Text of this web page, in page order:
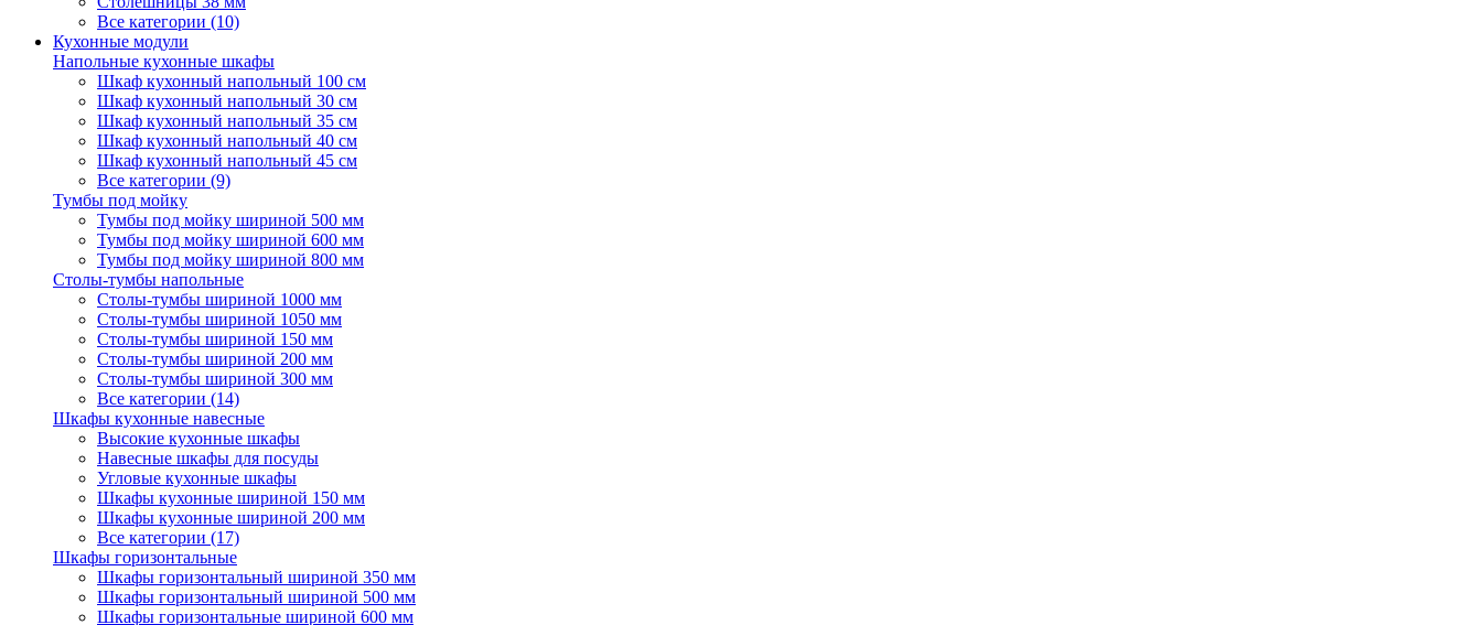
Все категории (10)
Кухонные модули
Напольные кухонные шкафы
Шкаф кухонный напольный 100 см
Шкаф кухонный напольный 30 см
Шкаф кухонный напольный 35 см
Шкаф кухонный напольный 40 см
Шкаф кухонный напольный 45 см
Все категории (9)
Тумбы под мойку
Тумбы под мойку шириной 500 мм
Тумбы под мойку шириной 600 мм
Тумбы под мойку шириной 800 мм
Столы-тумбы напольные
Столы-тумбы шириной 1000 мм
Столы-тумбы шириной 1050 мм
Столы-тумбы шириной 150 мм
Столы-тумбы шириной 200 мм
Столы-тумбы шириной 300 мм
Все категории (14)
Шкафы кухонные навесные
Высокие кухонные шкафы
Навесные шкафы для посуды
Угловые кухонные шкафы
Шкафы кухонные шириной 150 мм
Шкафы кухонные шириной 200 мм
Все категории (17)
Шкафы горизонтальные
Шкафы горизонтальный шириной 350 мм
Шкафы горизонтальный шириной 500 мм
Шкафы горизонтальные шириной 600 мм